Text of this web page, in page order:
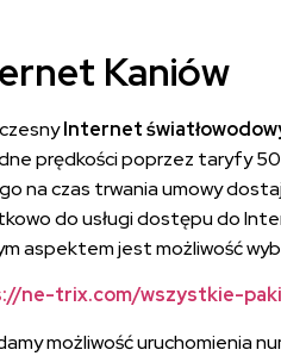
Kaniów
Internet
prędkości poprzez taryfy 50
na czas trwania umowy
do usługi dostępu do
aspektem jest możliwość
ne-trix.com/wszystkie-
możliwość uruchomienia